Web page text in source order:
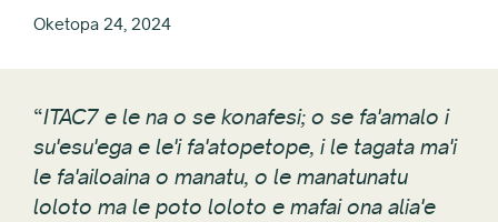
Oketopa 24, 2024
“ITAC7 e le na o se konafesi; o se fa'amalo i
su'esu'ega e le'i fa'atopetope, i le tagata ma'i
le fa'ailoaina o manatu, o le manatunatu
loloto ma le poto loloto e mafai ona alia'e